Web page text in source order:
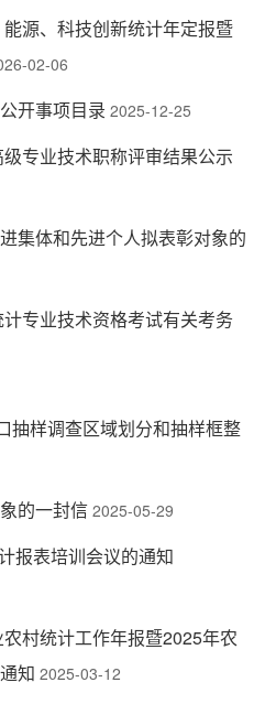
源、科技创新统计年定报暨
02-06
开事项目录 2025-12-25
专业技术职称评审结果公示
集体和先进个人拟表彰对象的
专业技术资格考试有关考务
抽样调查区域划分和抽样框整
的一封信 2025-05-29
报表培训会议的通知
村统计工作年报暨2025年农
知 2025-03-12